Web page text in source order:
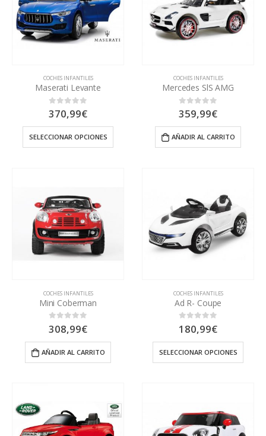
COCHES INFANTILES
Maserati Levante
0out of 5
370,99€
SELECCIONAR OPCIONES
COCHES INFANTILES
Mercedes SlS AMG
0out of 5
359,99€
AÑADIR AL CARRITO
COCHES INFANTILES
Mini Coberman
0out of 5
308,99€
AÑADIR AL CARRITO
COCHES INFANTILES
Ad R- Coupe
0 out of 5
180,99€
SELECCIONAR OPCIONES